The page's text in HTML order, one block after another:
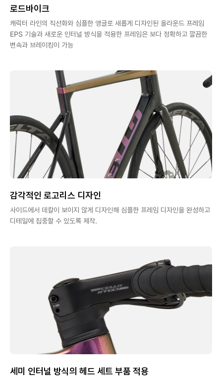
로드바이크
캐릭터 라인의 직선화와 심플한 앵글로 새롭게 디자인된 올라운드 프레임
EPS 기술과 새로운 인터널 방식을 적용한 프레임은 보다 정확하고 깔끔한
변속과 브레이킹이 가능
감각적인 로고리스 디자인
사이드에서 데칼이 보이지 않게 디자인해 심플한 프레임 디자인을 완성하고
디테일에 집중할 수 있도록 제작.
세미 인터널 방식의 헤드 세트 부품 적용